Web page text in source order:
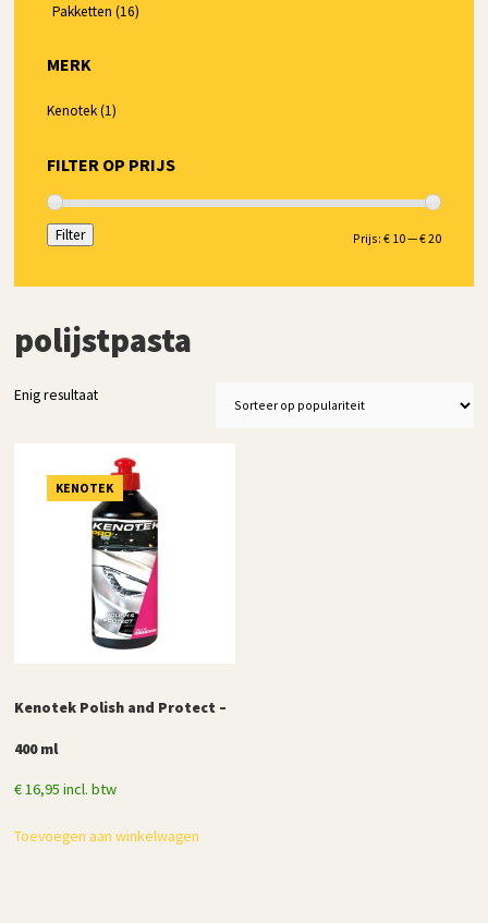
Pakketten (16)
MERK
Kenotek (1)
FILTER OP PRIJS
Min.
Max.
Filter Prijs: € 10—€ 20
polijstpasta
Enig resultaat
KENOTEK
Kenotek Polish and Protect –
400 ml
€ 16,95 incl. btw
Toevoegen aan winkelwagen